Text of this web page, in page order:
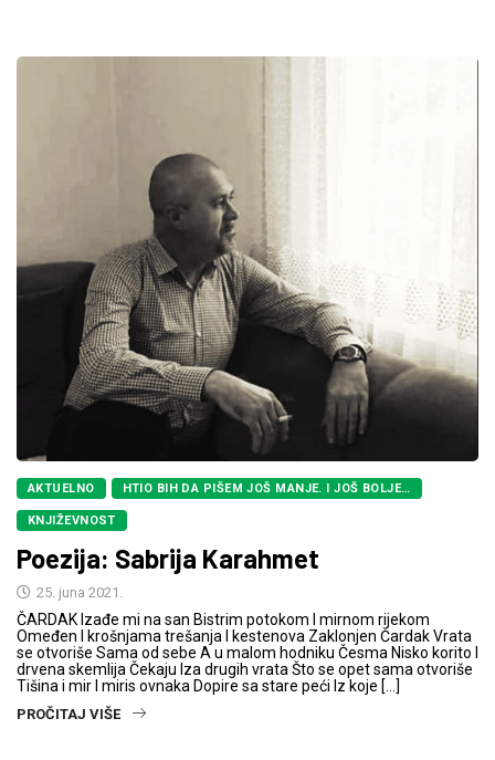
AKTUELNO HTIO BIH DA PIŠEM JOŠ MANJE. I JOŠ BOLJE…
KNJIŽEVNOST
Poezija: Sabrija Karahmet
25. juna 2021.
ČARDAK Izađe mi na san Bistrim potokom I mirnom rijekom
Omeđen I krošnjama trešanja I kestenova Zaklonjen Čardak Vrata
se otvoriše Sama od sebe A u malom hodniku Česma Nisko korito I
drvena skemlija Čekaju Iza drugih vrata Što se opet sama otvoriše
Tišina i mir I miris ovnaka Dopire sa stare peći Iz koje […]
PROČITAJ VIŠE